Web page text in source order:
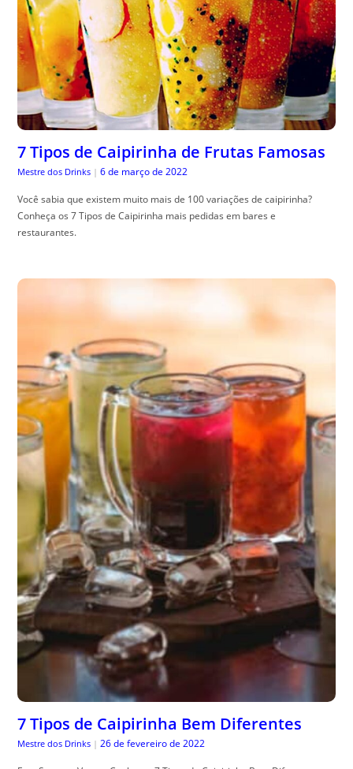
7 Tipos de Caipirinha de Frutas Famosas
Mestre dos Drinks | 6 de março de 2022
Você sabia que existem muito mais de 100 variações de caipirinha?
Conheça os 7 Tipos de Caipirinha mais pedidas em bares e
restaurantes.
7 Tipos de Caipirinha Bem Diferentes
Mestre dos Drinks | 26 de fevereiro de 2022